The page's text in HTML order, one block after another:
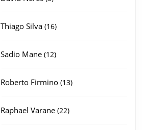
Thiago Silva 1616
Sadio Mane 1212
Roberto Firmino 1313
Raphael Varane 2222